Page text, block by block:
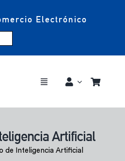
Electrónico
Toggle
Artificial
de Inteligencia Artificial